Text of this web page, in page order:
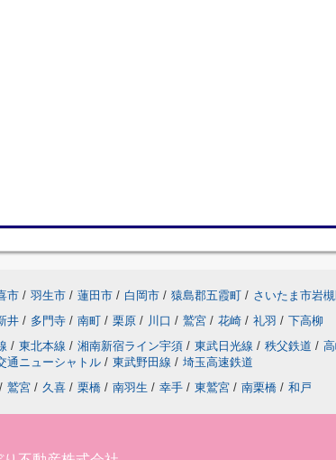
市 / 羽生市 / 蓮田市 / 白岡市 / 猿島郡五霞町 / さいたま市岩
井 / 多門寺 / 南町 / 栗原 / 川口 / 鷲宮 / 花崎 / 礼羽 / 下高柳
/ 東北本線 / 湘南新宿ライン宇須 / 東武日光線 / 秩父鉄道 /
通ニューシャトル / 東武野田線 / 埼玉高速鉄道
/ 鷲宮 / 久喜 / 栗橋 / 南羽生 / 幸手 / 東鷲宮 / 南栗橋 / 和戸